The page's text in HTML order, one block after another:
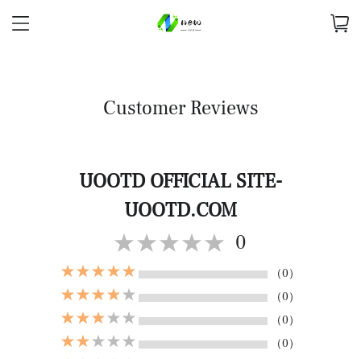
Customer Reviews
UOOTD OFFICIAL SITE-
UOOTD.COM
0
（0）
（0）
（0）
（0）